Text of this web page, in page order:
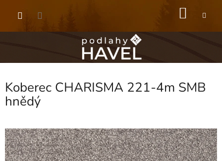
Koberec CHARISMA 221-4m SMB
hnědý